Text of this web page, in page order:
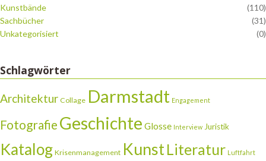
Kunstbände
(110)
Sachbücher
(31)
Unkategorisiert
(0)
Schlagwörter
Architektur Collage Darmstadt Engagement
Fotografie Geschichte Glosse Interview Juristik
Katalog Krisenmanagement KunstLiteratur Luftfahrt